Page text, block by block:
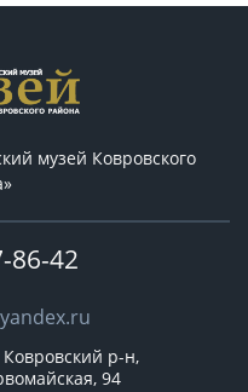
музей Ковровского
86-42
р-н,
94